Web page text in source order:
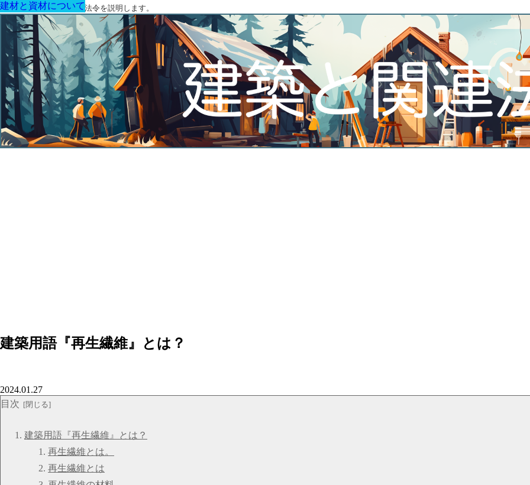
建築に関する用語と関連法令を説明します。
建築用語『再生繊維』とは？
建材と資材について
2024.01.27
目次
建築用語『再生繊維』とは？
再生繊維とは。
再生繊維とは
建材と資材について
建材と資材について
建材と資材について
建材と資材について
建材と資材について
建材と資材について